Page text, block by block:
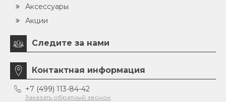
Аксессуары
Акции
Следите за нами
Контактная информация
+7 (499) 113-84-42
Заказать обратный звонок